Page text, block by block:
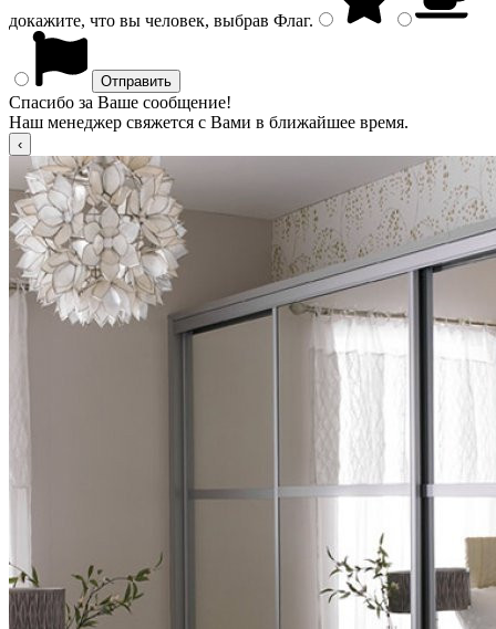
докажите, что вы человек, выбрав Флаг.
Спасибо за Ваше сообщение!
Наш менеджер свяжется с Вами в ближайшее время.